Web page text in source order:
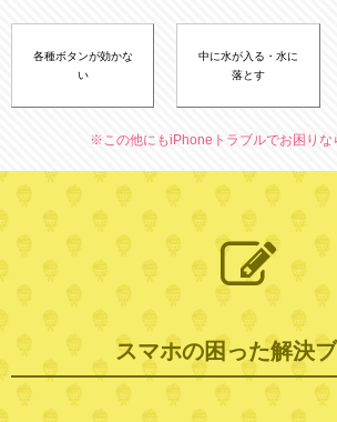
各種ボタンが効かな
い
中に水が入る・水に
落とす
※この他にもiPhoneトラブルでお困りな
スマホの困った解決